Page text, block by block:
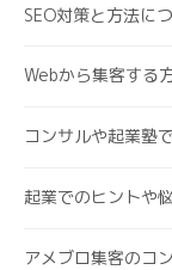
SEO対策と方法に
Webから集客する
コンサルや起業塾
起業でのヒントや
アメブロ集客のコ